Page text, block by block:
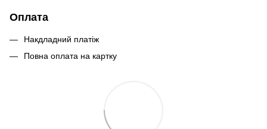
Оплата
Накдладний платіж
Повна оплата на картку